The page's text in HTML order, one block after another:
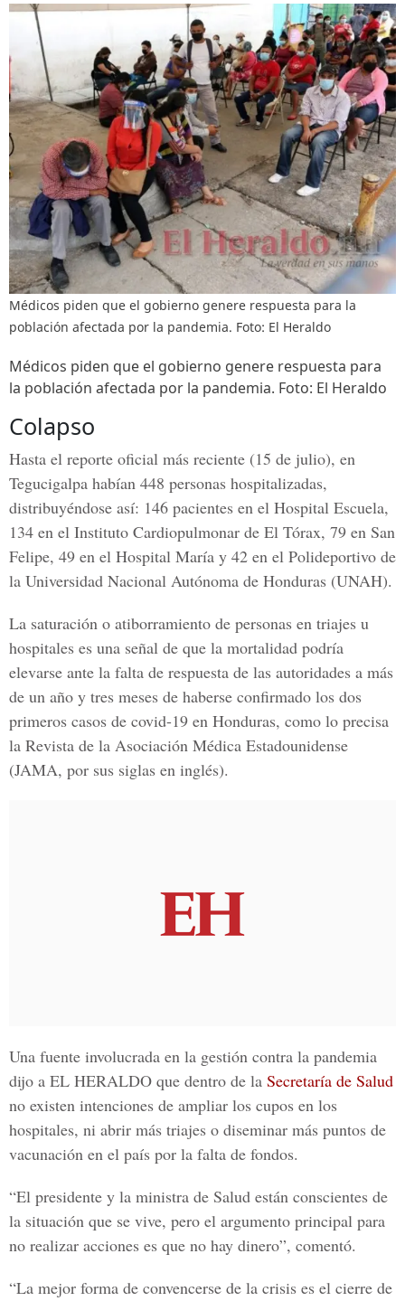
Médicos piden que el gobierno genere respuesta para la
población afectada por la pandemia. Foto: El Heraldo
Médicos piden que el gobierno genere respuesta para
la población afectada por la pandemia. Foto: El Heraldo
Colapso
Hasta el reporte oficial más reciente (15 de julio), en
Tegucigalpa habían 448 personas hospitalizadas,
distribuyéndose así: 146 pacientes en el Hospital Escuela,
134 en el Instituto Cardiopulmonar de El Tórax, 79 en San
Felipe, 49 en el Hospital María y 42 en el Polideportivo de
la Universidad Nacional Autónoma de Honduras (UNAH).
La saturación o atiborramiento de personas en triajes u
hospitales es una señal de que la mortalidad podría
elevarse ante la falta de respuesta de las autoridades a más
de un año y tres meses de haberse confirmado los dos
primeros casos de covid-19 en Honduras, como lo precisa
la Revista de la Asociación Médica Estadounidense
(JAMA, por sus siglas en inglés).
Una fuente involucrada en la gestión contra la pandemia
dijo a EL HERALDO que dentro de la Secretaría de Salud
no existen intenciones de ampliar los cupos en los
hospitales, ni abrir más triajes o diseminar más puntos de
vacunación en el país por la falta de fondos.
“El presidente y la ministra de Salud están conscientes de
la situación que se vive, pero el argumento principal para
no realizar acciones es que no hay dinero”, comentó.
“La mejor forma de convencerse de la crisis es el cierre de